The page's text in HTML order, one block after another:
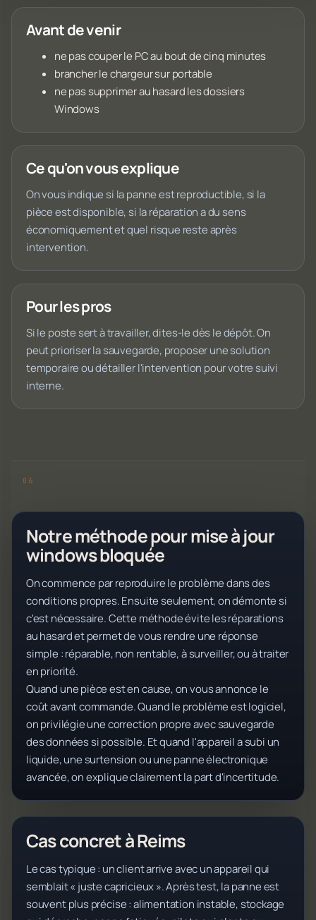
Avant de venir
ne pas couper le PC au bout de cinq minutes
brancher le chargeur sur portable
ne pas supprimer au hasard les dossiers
Windows
Ce qu'on vous explique
On vous indique si la panne est reproductible, si la
pièce est disponible, si la réparation a du sens
économiquement et quel risque reste après
intervention.
Pour les pros
Si le poste sert à travailler, dites-le dès le dépôt. On
peut prioriser la sauvegarde, proposer une solution
temporaire ou détailler l'intervention pour votre suivi
interne.
Notre méthode pour mise à jour
windows bloquée
On commence par reproduire le problème dans des
conditions propres. Ensuite seulement, on démonte si
c'est nécessaire. Cette méthode évite les réparations
au hasard et permet de vous rendre une réponse
simple : réparable, non rentable, à surveiller, ou à traiter
en priorité.
Quand une pièce est en cause, on vous annonce le
coût avant commande. Quand le problème est logiciel,
on privilégie une correction propre avec sauvegarde
des données si possible. Et quand l'appareil a subi un
liquide, une surtension ou une panne électronique
avancée, on explique clairement la part d'incertitude.
Cas concret à Reims
Le cas typique : un client arrive avec un appareil qui
semblait « juste capricieux ». Après test, la panne est
souvent plus précise : alimentation instable, stockage